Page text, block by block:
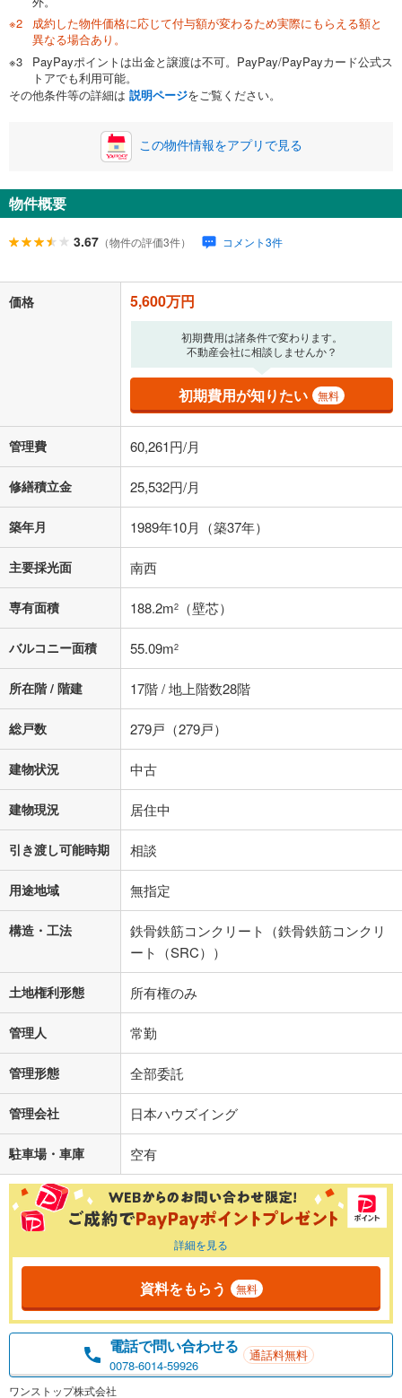
0万円 5,600万円
自己資金から住宅購入にかけられる金額を入力してくださ
ナス時の増額分（1回分）を入力してください。
月々の返済額 231,160円/月
145,367円（頭金比率 0%）
＋管理費 60,261円
「金利」については、ご利用を予定されている金融機関等にご確認の
上、ご自身での入力をお願いいたします。初期設定で自動入力されてい
る値は、実際の金融機関等における貸出金利とは何ら関係がなく、実際
済方法「元利均等返済」にて算出しております。入力された金利を35年
適用した場合の計算結果を表示しています。
その他月額費用や、初期費用がかかります。ご注意ください。実際にお
す。
条件によってお借り入れができないことがあります。
不動産会社に購入相談をする
閉じる
成約した物件価格に応じて付与額が変わるため実際にもらえる額と
異なる場合あり。
PayPayポイントは出金と譲渡は不可。PayPay/PayPayカード公式ス
トアでも利用可能。
その他条件等の詳細は 説明ページをご覧ください。
この物件情報をアプリで見る
物件概要
3.67 （物件の評価3件） コメント3件
価格 5,600万円
初期費用は諸条件で変わります。
不動産会社に相談しませんか？
初期費用が知りたい 無料
管理費 60,261円/月
修繕積立金 25,532円/月
築年月 1989年10月（築37年）
主要採光面 南西
専有面積 188.2m2 （壁芯）
バルコニー面積 55.09m2
所在階 / 階建 17階 / 地上階数28階
総戸数 279戸（279戸）
建物状況 中古
建物現況 居住中
引き渡し可能時期 相談
用途地域 無指定
構造・工法
鉄骨鉄筋コンクリート（鉄骨鉄筋コンクリ
ート（SRC））
土地権利形態 所有権のみ
管理人 常勤
管理形態 全部委託
管理会社 日本ハウズイング
駐車場・車庫 空有
詳細を見る
資料をもらう 無料
電話で問い合わせる
0078-6014-59926
通話料無料
ワンストップ株式会社